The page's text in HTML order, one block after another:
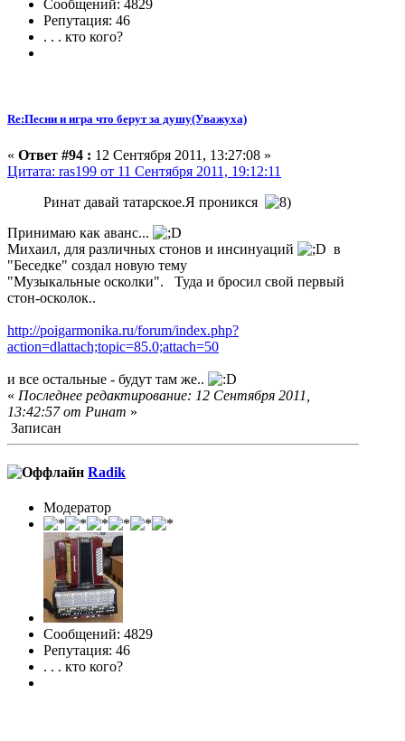
Сообщений: 4829
Репутация: 46
. . . кто кого?
Re:Песни и игра что берут за душу(Уважуха)
« Ответ #94 : 12 Сентября 2011, 13:27:08 »
Цитата: ras199 от 11 Сентября 2011, 19:12:11
Ринат давай татарское.Я проникся
Принимаю как аванс...
Михаил, для различных стонов и инсинуаций
в
"Беседке" создал новую тему
"Музыкальные осколки". Туда и бросил свой первый
стон-осколок..
http://poigarmonika.ru/forum/index.php?
action=dlattach;topic=85.0;attach=50
и все остальные - будут там же..
« Последнее редактирование: 12 Сентября 2011,
13:42:57 от Ринат »
Записан
Radik
Модератор
Сообщений: 4829
Репутация: 46
. . . кто кого?